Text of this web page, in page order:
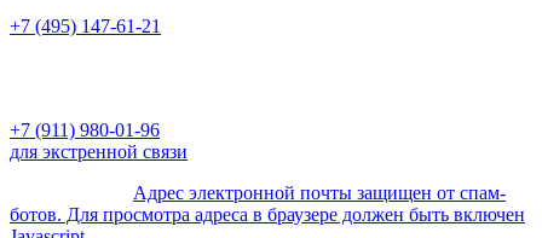
+7 (495) 147-61-21
+7 (911) 980-01-96
для экстренной связи
Адрес электронной почты защищен от спам-
ботов. Для просмотра адреса в браузере должен быть включен